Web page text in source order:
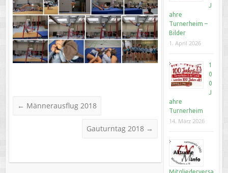
← Männerausflug 2018
Gauturntag 2018 →
J
ahre
Turnerheim –
Bilder
1. April 2026
1
0
0
J
ahre
Turnerheim
14. März 2026